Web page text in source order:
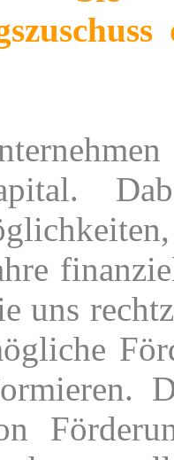
uns